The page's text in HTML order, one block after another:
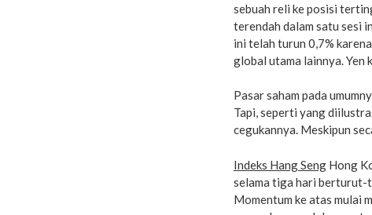
sebuah reli ke posisi
terendah dalam satu sesi
ini telah turun 0,7%
global utama lainnya. Yen
Pasar saham pada
Tapi, seperti yang
cegukannya. Meskipun
Indeks Hang Seng Hong
selama tiga hari berturut-
Momentum ke atas mulai